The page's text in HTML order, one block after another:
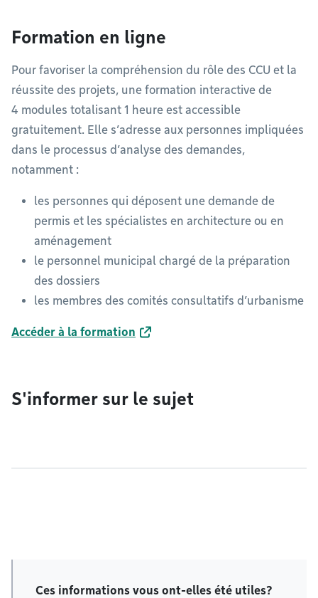
Formation en ligne
Pour favoriser la compréhension du rôle des CCU et la
réussite des projets, une formation interactive de
4 modules totalisant 1 heure est accessible
gratuitement. Elle s’adresse aux personnes impliquées
dans le processus d’analyse des demandes,
notamment :
les personnes qui déposent une demande de
permis et les spécialistes en architecture ou en
aménagement
le personnel municipal chargé de la préparation
des dossiers
les membres des comités consultatifs d’urbanisme
Accéder à la formation
S'informer sur le sujet
Ces informations vous ont-elles été utiles?